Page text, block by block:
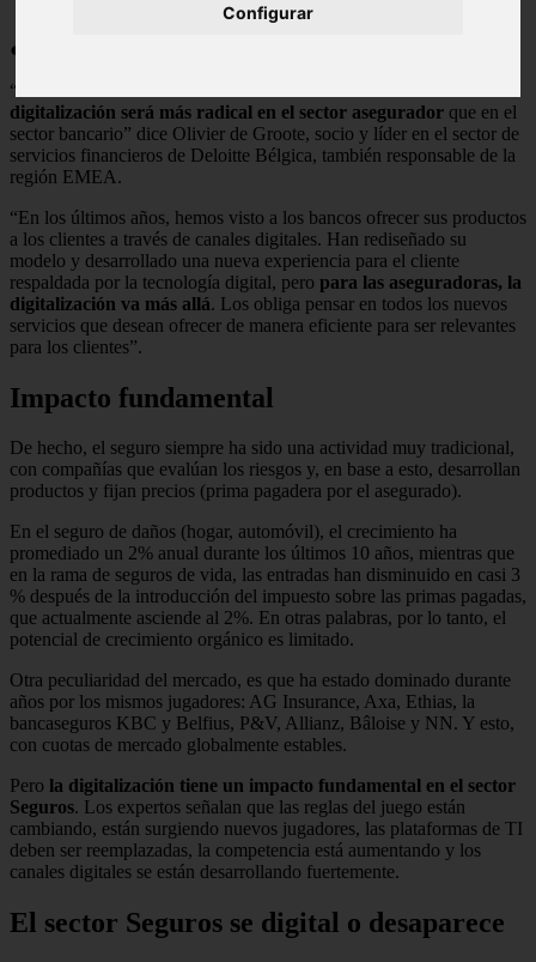
Configurar
¿Cómo será tu aseguradora mañana?
“La transformación del modelo económico debido a
digitalización será más radical en el sector asegurador que en el
sector bancario” dice Olivier de Groote, socio y líder en el sector de
servicios financieros de Deloitte Bélgica, también responsable de la
región EMEA.
“En los últimos años, hemos visto a los bancos ofrecer sus productos
a los clientes a través de canales digitales. Han rediseñado su
modelo y desarrollado una nueva experiencia para el cliente
respaldada por la tecnología digital, pero para las aseguradoras, la
digitalización va más allá. Los obliga pensar en todos los nuevos
servicios que desean ofrecer de manera eficiente para ser relevantes
para los clientes”.
Impacto fundamental
De hecho, el seguro siempre ha sido una actividad muy tradicional,
con compañías que evalúan los riesgos y, en base a esto, desarrollan
productos y fijan precios (prima pagadera por el asegurado).
En el seguro de daños (hogar, automóvil), el crecimiento ha
promediado un 2% anual durante los últimos 10 años, mientras que
en la rama de seguros de vida, las entradas han disminuido en casi 3
% después de la introducción del impuesto sobre las primas pagadas,
que actualmente asciende al 2%. En otras palabras, por lo tanto, el
potencial de crecimiento orgánico es limitado.
Otra peculiaridad del mercado, es que ha estado dominado durante
años por los mismos jugadores: AG Insurance, Axa, Ethias, la
bancaseguros KBC y Belfius, P&V, Allianz, Bâloise y NN. Y esto,
con cuotas de mercado globalmente estables.
Pero la digitalización tiene un impacto fundamental en el sector
Seguros. Los expertos señalan que las reglas del juego están
cambiando, están surgiendo nuevos jugadores, las plataformas de TI
deben ser reemplazadas, la competencia está aumentando y los
canales digitales se están desarrollando fuertemente.
El sector Seguros se digital o desaparece